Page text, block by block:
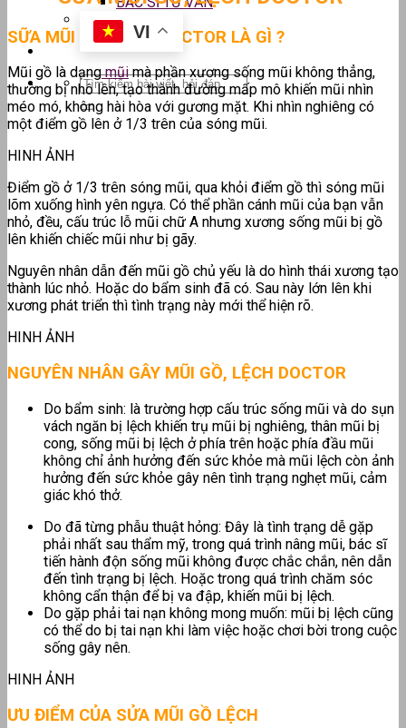
VI
SỮA MŨI GỒ, LỆCH DOCTOR LÀ GÌ ?
Mũi gồ là dạngmũimà phần xương sống mũi không thẳng,
thường bị nhô lên, tạo thành đường mấp mô khiến mũi nhìn
méo mó, không hài hòa với gương mặt. Khi nhìn nghiêng có
một điểm gồ lên ở 1/3 trên của sóng mũi.
HINH ẢNH
Điểm gồ ở 1/3 trên sóng mũi, qua khỏi điểm gồ thì sóng mũi
lõm xuống hình yên ngựa. Có thể phần cánh mũi của bạn vẫn
nhỏ, đều, cấu trúc lỗ mũi chữ A nhưng xương sống mũi bị gồ
lên khiến chiếc mũi như bị gãy.
Nguyên nhân dẫn đến mũi gồ chủ yếu là do hình thái xương tạo
thành lúc nhỏ. Hoặc do bẩm sinh đã có. Sau này lớn lên khi
xương phát triển thì tình trạng này mới thể hiện rõ.
HINH ẢNH
NGUYÊN NHÂN GÂY MŨI GỒ, LỆCH DOCTOR
Do bẩm sinh: là trường hợp cấu trúc sống mũi và do sụn
vách ngăn bị lệch khiến trụ mũi bị nghiêng, thân mũi bị
cong, sống mũi bị lệch ở phía trên hoặc phía đầu mũi
không chỉ ảnh hưởng đến sức khỏe mà mũi lệch còn ảnh
hưởng đến sức khỏe gây nên tình trạng nghẹt mũi, cảm
giác khó thở.
Do đã từng phẫu thuật hỏng: Đây là tình trạng dễ gặp
phải nhất sau thẩm mỹ, trong quá trình nâng mũi, bác sĩ
tiến hành độn sống mũi không được chắc chắn, nên dẫn
đến tình trạng bị lệch. Hoặc trong quá trình chăm sóc
không cẩn thận để bị va đập, khiến mũi bị lệch.
Do gặp phải tai nạn không mong muốn: mũi bị lệch cũng
có thể do bị tai nạn khi làm việc hoặc chơi bời trong cuộc
sống gây nên.
HINH ẢNH
ƯU ĐIỂM CỦA SỬA MŨI GỒ LỆCH